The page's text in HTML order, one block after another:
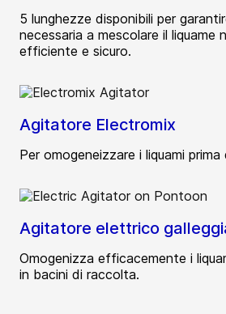
5 lunghezze disponibili per
necessaria a mescolare il liquame
efficiente e sicuro.
Agitatore Electromix
Per omogeneizzare i liquami
Agitatore elettrico
Omogenizza efficacemente i
in bacini di raccolta.